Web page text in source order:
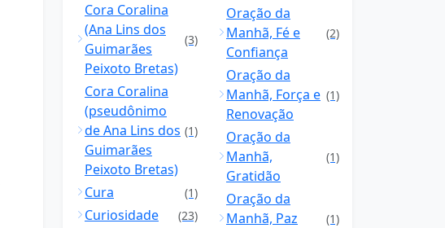
Cora Coralina
(Ana Lins dos
Guimarães
Peixoto Bretas)
(3)
Cora Coralina
(pseudônimo
de Ana Lins dos
Guimarães
Peixoto Bretas)
(1)
Cura (1)
Curiosidade (23)
Oração da
Manhã, Fé e
Confiança
(2)
Oração da
Manhã, Força e
Renovação
(1)
Oração da
Manhã,
Gratidão
(1)
Oração da
Manhã, Paz
(1)